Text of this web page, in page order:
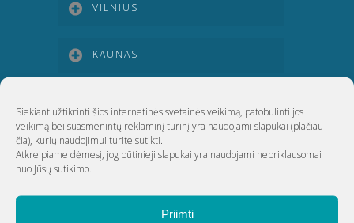
Siekiant užtikrinti šios internetinės svetainės veikimą, patobulinti jos
veikimą bei suasmenintų reklaminį turinį yra naudojami slapukai (plačiau
čia), kurių naudojimui turite sutikti.
Atkreipiame dėmesį, jog būtinieji slapukai yra naudojami nepriklausomai
nuo Jūsų sutikimo.
Priimti
VILNIUS
KAUNAS
ŠIAULIAI